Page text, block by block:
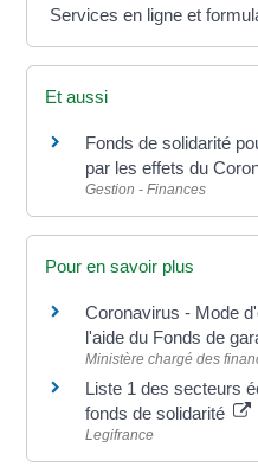
Services en ligne et
Et aussi
Fonds de solidarité
par les effets du
Gestion - Finances
Pour en savoir plus
Coronavirus - Mode
l'aide du Fonds de
Ministère chargé des
Liste 1 des secteurs
fonds de solidarité
Legifrance